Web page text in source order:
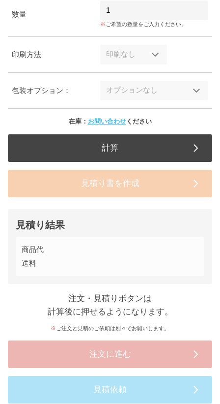
数量
ご希望の数量をご入力ください。
印刷方法
包装オプション：
在庫： お問い合わせください
計算
見積り書を作成
見積り結果
商品代
送料
注文・見積りボタンは
計算後に押せるようになります。
ご注文と見積のご依頼は別々でお願いします。
注文に進む
見積依頼